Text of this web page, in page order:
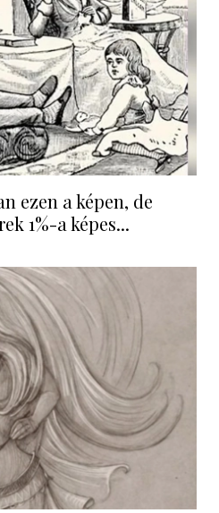
ezen a képen, de
1%-a képes...